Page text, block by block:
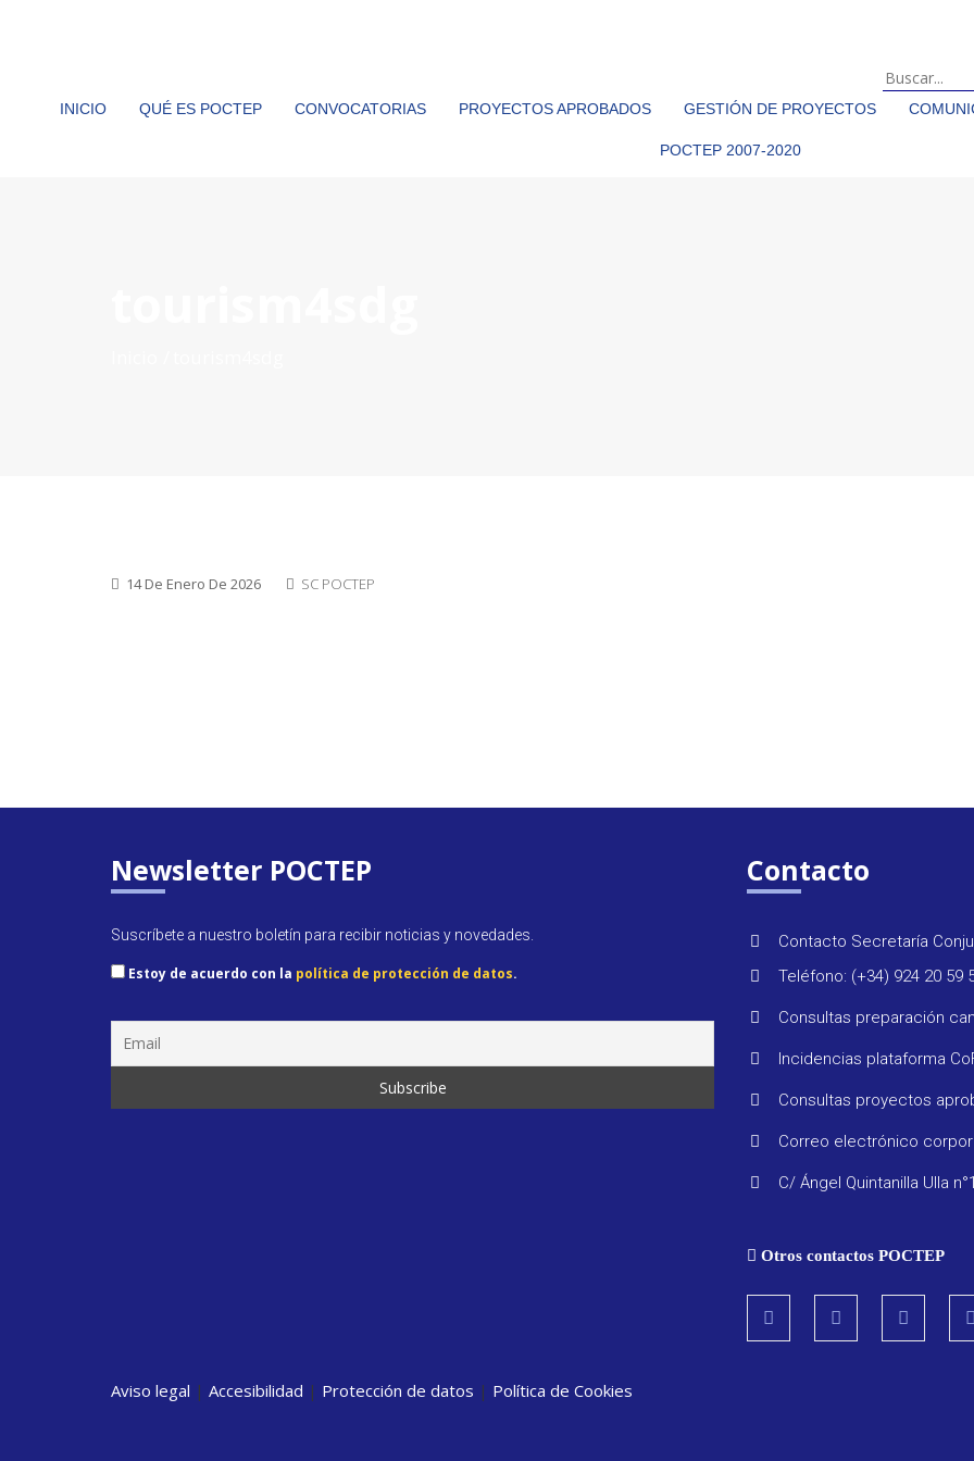
INICIO QUÉ ES POCTEP CONVOCATORIAS PROYECTOS APROBADOS GESTIÓN DE PROYECTOS
POCTEP 2007-2020
14 De Enero De 2026 SC POCTEP
Newsletter POCTEP
Suscríbete a nuestro boletín para recibir noticias y novedades.
Estoy de acuerdo con la política de protección de datos.
Contacto
Contacto Secretaría
Teléfono: (+34) 924 20 59
Consultas preparación
Incidencias plataforma
Consultas proyectos
Correo electrónico
C/ Ángel Quintanilla Ulla
Otros contactos POCTEP
Aviso legal | Accesibilidad | Protección de datos | Política de Cookies